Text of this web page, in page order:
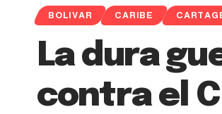
BOLIVAR CARIBE
La dura
contra el